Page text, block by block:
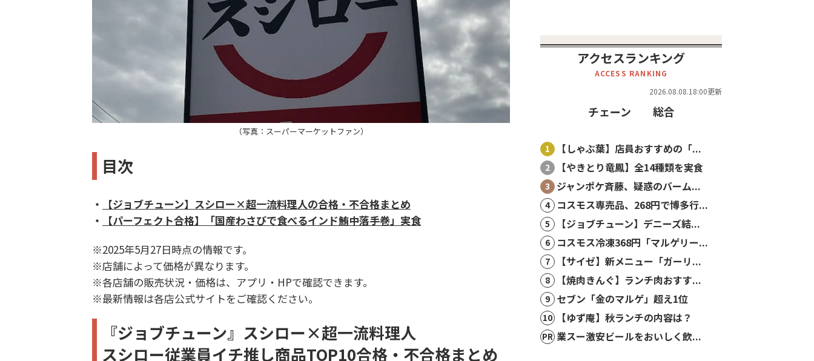
（写真：スーパーマーケットファン）
目次
・
【ジョブチューン】スシロー×超一流料理人の合格・不合格まとめ
・
【パーフェクト合格】「国産わさびで食べるインド鮪中落手巻」実食
※2025年5月27日時点の情報です。
※店舗によって価格が異なります。
※各店舗の販売状況・価格は、アプリ・HPで確認できます。
※最新情報は各店公式サイトをご確認ください。
『ジョブチューン』スシロー×超一流料理人
スシロー従業員イチ推し商品TOP10合格・不合格まとめ
アクセスランキング
ACCESS RANKING
2026.08.08.18:00更新
チェーン 総合
【しゃぶ葉】店員おすすめの「...
【やきとり竜鳳】全14種類を実食
ジャンポケ斉藤、疑惑のバーム...
コスモス専売品、268円で博多行...
【ジョブチューン】デニーズ結...
コスモス冷凍368円「マルゲリー...
【サイゼ】新メニュー「ガーリ...
【焼肉きんぐ】ランチ肉おすす...
セブン「金のマルゲ」超え1位
【ゆず庵】秋ランチの内容は？
業スー激安ビールをおいしく飲...